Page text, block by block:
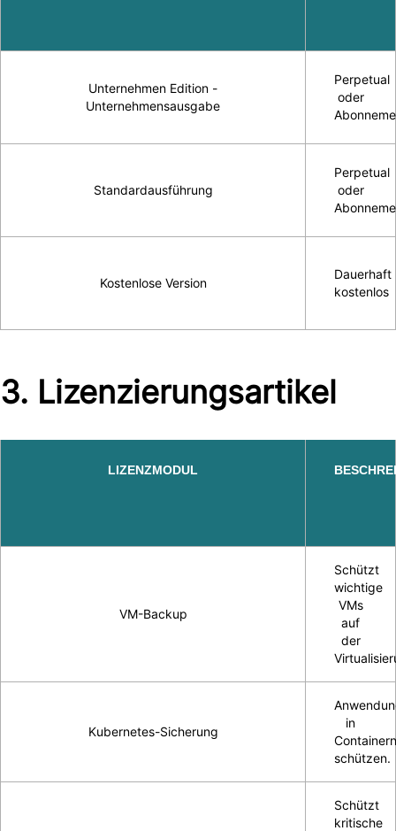
Unternehmen Edition -
Unternehmensausgabe
Perpetual
oder
Standardausführung
Perpetual
oder
Kostenlose Version
Dauerhaft
kostenlos
3. Lizenzierungsartikel
LIZENZMODUL
VM-Backup
Schützt
wichtige
VMs
auf
der
Kubernetes-Sicherung
in
Containern
schützen.
Schützt
kritische